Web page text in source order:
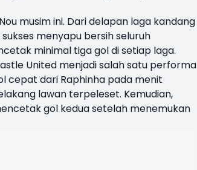
musim ini. Dari delapan laga kandang
sukses menyapu bersih seluruh
minimal tiga gol di setiap laga.
United menjadi salah satu performa
cepat dari Raphinha pada menit
lawan terpeleset. Kemudian,
gol kedua setelah menemukan